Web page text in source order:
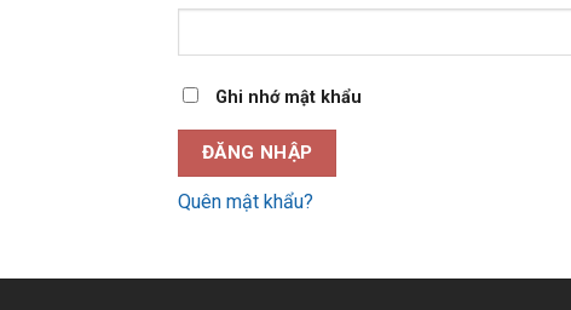
Ghi nhớ mật khẩu
ĐĂNG NHẬP
Quên mật khẩu?